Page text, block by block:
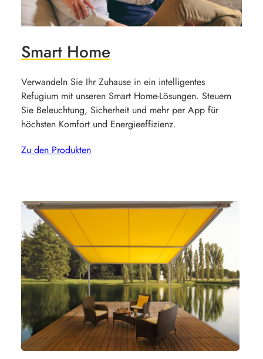
Smart Home
Verwandeln Sie Ihr Zuhause in ein intelligentes
Refugium mit unseren Smart Home-Lösungen. Steuern
Sie Beleuchtung, Sicherheit und mehr per App für
höchsten Komfort und Energieeffizienz.
Zu den Produkten